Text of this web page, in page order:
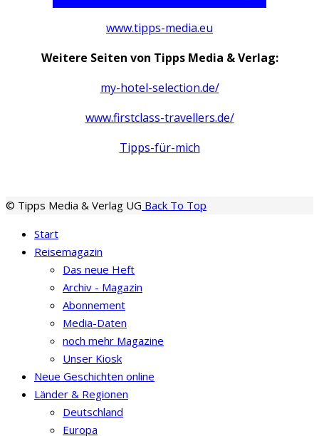
www.tipps-media.eu
Weitere Seiten von Tipps Media & Verlag:
my-hotel-selection.de/
www.firstclass-travellers.de/
Tipps-für-mich
© Tipps Media & Verlag UG Back To Top
Start
Reisemagazin
Das neue Heft
Archiv - Magazin
Abonnement
Media-Daten
noch mehr Magazine
Unser Kiosk
Neue Geschichten online
Länder & Regionen
Deutschland
Europa